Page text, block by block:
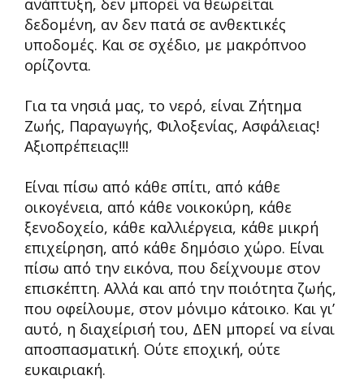
δεδομένη, αν δεν πατά σε ανθεκτικές
υποδομές. Και σε σχέδιο, με μακρόπνοο
ορίζοντα.
Για τα νησιά μας, το νερό, είναι Ζήτημα
Ζωής, Παραγωγής, Φιλοξενίας, Ασφάλειας!
Αξιοπρέπειας!!!
Είναι πίσω από κάθε σπίτι, από κάθε
οικογένεια, από κάθε νοικοκύρη, κάθε
ξενοδοχείο, κάθε καλλιέργεια, κάθε μικρή
επιχείρηση, από κάθε δημόσιο χώρο. Είναι
πίσω από την εικόνα, που δείχνουμε στον
επισκέπτη. Αλλά και από την ποιότητα ζωής,
που οφείλουμε, στον μόνιμο κάτοικο. Και γι’
αυτό, η διαχείρισή του, ΔΕΝ μπορεί να είναι
αποσπασματική. Ούτε εποχική, ούτε
ευκαιριακή.